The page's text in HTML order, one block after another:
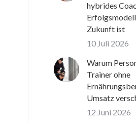
hybrides
Zukunft ist
10 Juli 2026
Warum
Trainer ohne
Umsatz
12 Juni 2026